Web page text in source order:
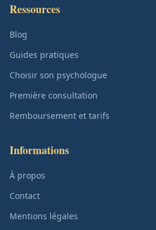
Ressources
Blog
Guides pratiques
Choisir son psychologue
Première consultation
Remboursement et tarifs
Informations
À propos
Contact
Mentions légales